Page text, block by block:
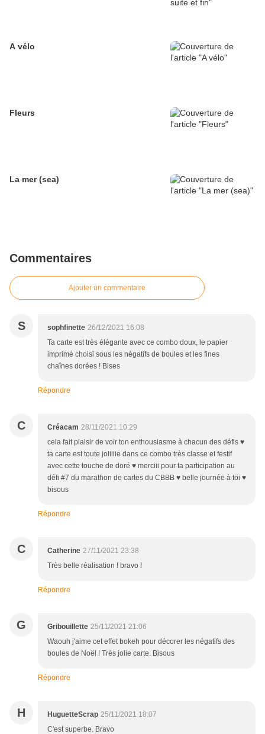
A vélo
Fleurs
La mer (sea)
Commentaires
Ajouter un commentaire
S sophfinette 26/12/2021 16:08
Ta carte est très élégante avec ce combo doux, le papier
imprimé choisi sous les négatifs de boules et les fines
chaînes dorées ! Bises
Répondre
C Créacam 28/11/2021 10:29
cela fait plaisir de voir ton enthousiasme à chacun des défis ♥
ta carte est toute joliiiie dans ce combo très classe et festif
avec cette touche de doré ♥ merciii pour ta participation au
défi #7 du marathon de cartes du CBBB ♥ belle journée à toi ♥
bisous
Répondre
C Catherine 27/11/2021 23:38
Très belle réalisation ! bravo !
Répondre
G Gribouillette 25/11/2021 21:06
Waouh j'aime cet effet bokeh pour décorer les négatifs des
boules de Noël ! Très jolie carte. Bisous
Répondre
H HuguetteScrap 25/11/2021 18:07
C'est superbe. Bravo